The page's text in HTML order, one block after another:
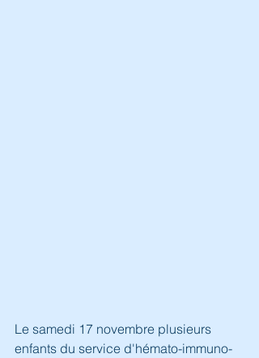
Le samedi 17 novembre plusieurs
enfants du service d'hémato-immuno-